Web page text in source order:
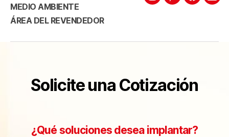
MEDIO AMBIENTE
ÁREA DEL REVENDEDOR
Solicite una Cotización
¿Qué soluciones desea implantar?